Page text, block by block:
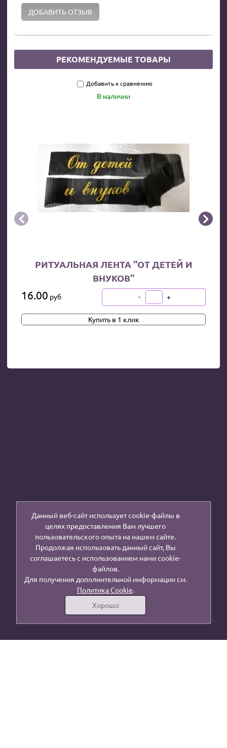
РЕКОМЕНДУЕМЫЕ ТОВАРЫ
Добавить к сравнению
В наличии
РИТУАЛЬНАЯ ЛЕНТА "ОТ ДЕТЕЙ И
ВНУКОВ"
16.00 руб В КОРЗИНУ
- +
Купить в 1 клик
 
Данный веб-сайт использует cookie-файлы в
целях предоставления Вам лучшего
пользовательского опыта на нашем сайте.
Продолжая использовать данный сайт, Вы
соглашаетесь с использованием нами cookie-
файлов.
Для получения дополнительной информации см.
Политика Cookie.
Хорошо